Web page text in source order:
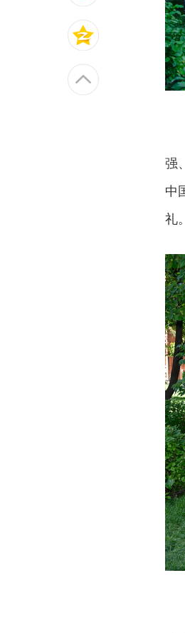
强
中
礼。